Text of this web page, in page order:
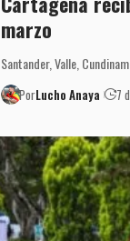
marzo
Santander, Valle,
PorLucho Anaya 7